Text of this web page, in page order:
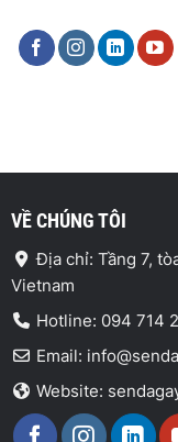
VỀ CHÚNG TÔI
Địa chỉ: Tầng 7,
Vietnam
Hotline: 094 714
Email:
Website: